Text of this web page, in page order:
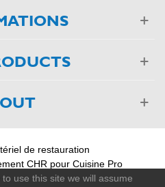
de restauration
CHR pour Cuisine Pro
75 55 55
use this site we will assume